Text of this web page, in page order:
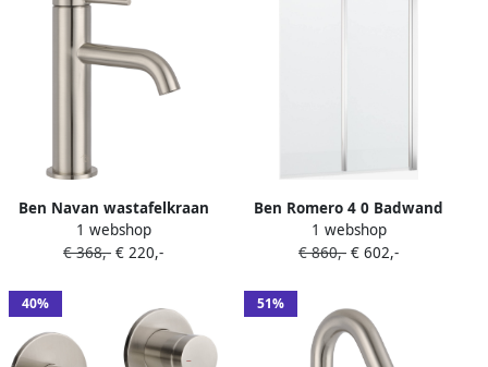
Ben Navan wastafelkraan
geborsteld nikkel
1 webshop
€ 368,- € 220,-
Ben Romero 4 0 Badwand
125x140 cm Chroom
1 webshop
€ 860,- € 602,-
40% 51%